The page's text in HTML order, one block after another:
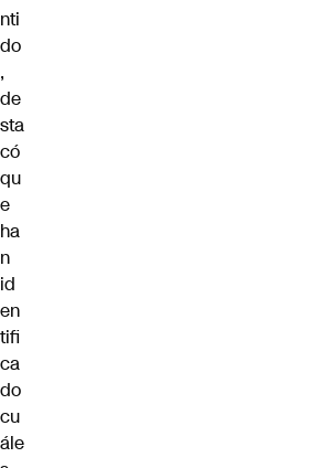
nti
do
,
de
sta
có
qu
e
ha
n
id
en
tifi
ca
do
cu
ále